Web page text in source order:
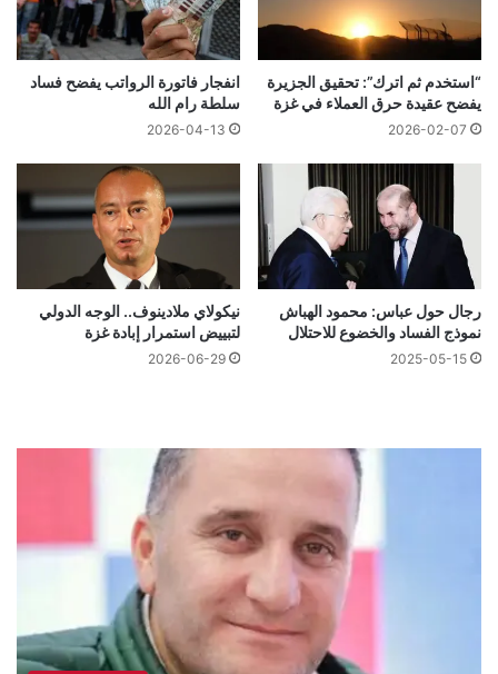
“استخدم ثم اترك”: تحقيق الجزيرة
يفضح عقيدة حرق العملاء في غزة
2026-02-07
انفجار فاتورة الرواتب يفضح فساد
سلطة رام الله
2026-04-13
رجال حول عباس: محمود الهباش
نموذج الفساد والخضوع للاحتلال
2025-05-15
نيكولاي ملادينوف.. الوجه الدولي
لتبييض استمرار إبادة غزة
2026-06-29